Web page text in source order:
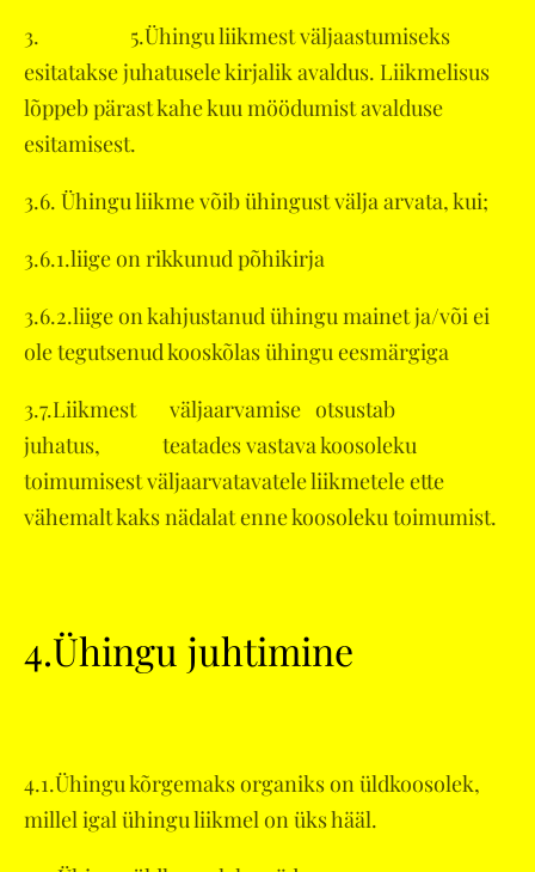
3. 5.Ühingu liikmest väljaastumiseks
esitatakse juhatusele kirjalik avaldus. Liikmelisus
lõppeb pärast kahe kuu möödumist avalduse
esitamisest.
3.6. Ühingu liikme võib ühingust välja arvata, kui;
3.6.1.liige on rikkunud põhikirja
3.6.2.liige on kahjustanud ühingu mainet ja/või ei
ole tegutsenud kooskõlas ühingu eesmärgiga
3.7.Liikmest väljaarvamise otsustab
juhatus, teatades vastava koosoleku
toimumisest väljaarvatavatele liikmetele ette
vähemalt kaks nädalat enne koosoleku toimumist.
4.Ühingu juhtimine
4.1.Ühingu kõrgemaks organiks on üldkoosolek,
millel igal ühingu liikmel on üks hääl.